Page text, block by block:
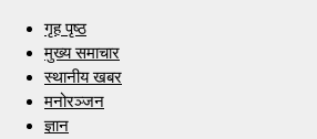
गृह पृष्ठ
मुख्य समाचार
स्थानीय खबर
मनोरञ्जन
ज्ञान